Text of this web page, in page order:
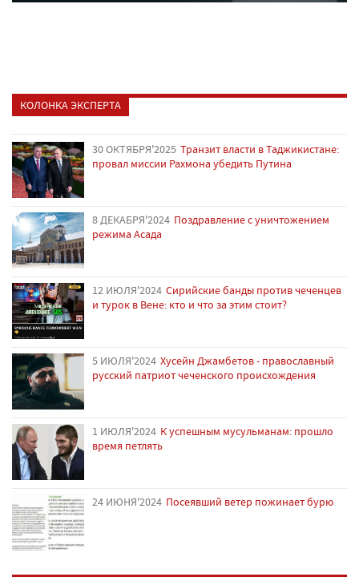
КОЛОНКА ЭКСПЕРТА
30 ОКТЯБРЯ'2025 Транзит власти в Таджикистане:
провал миссии Рахмона убедить Путина
8 ДЕКАБРЯ'2024 Поздравление с уничтожением
режима Асада
12 ИЮЛЯ'2024 Сирийские банды против чеченцев
и турок в Вене: кто и что за этим стоит?
5 ИЮЛЯ'2024 Хусейн Джамбетов - православный
русский патриот чеченского происхождения
1 ИЮЛЯ'2024 К успешным мусульманам: прошло
время петлять
24 ИЮНЯ'2024 Посеявший ветер пожинает бурю